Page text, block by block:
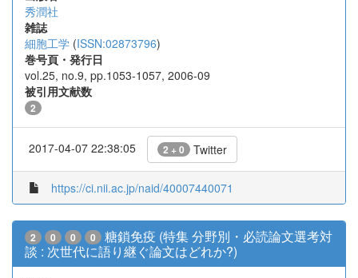
秀潤社
雑誌
細胞工学 (ISSN:02873796)
巻号頁・発行日
vol.25, no.9, pp.1053-1057, 2006-09
被引用文献数
2
2017-04-07 22:38:05 2 + 0 Twitter
https://ci.nii.ac.jp/naid/40007440071
2 0 0 0
糖鎖免疫 (特集 分野別・必読論文選考対
談 : 次世代に語り継ぐ論文はどれか?)